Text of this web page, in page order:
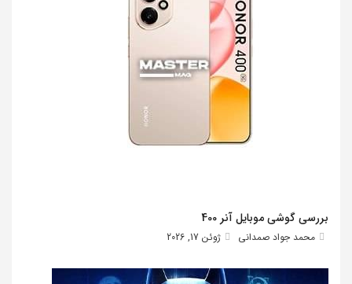
بررسی گوشی موبایل آنر 400
محمد جواد صمدانی ژوئن 17, 2026